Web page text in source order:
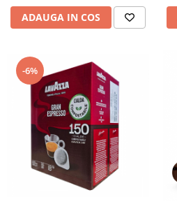
ADAUGA IN COS
-6%